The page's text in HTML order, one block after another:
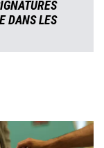
DANS LES